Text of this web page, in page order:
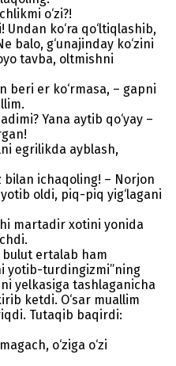
o‘zi?!
Undan ko‘ra qo‘ltiqlashib,
balo, g‘unajinday ko‘zini
tavba, oltmishni
beri er ko‘rmasa, – gapni
Yana aytib qo‘yay –
egrilikda ayblash,
bilan ichaqoling! – Norjon
oldi, piq-piq yig‘lagani
martadir xotini yonida
bulut ertalab ham
yotib-turdingizmi”ning
yelkasiga tashlaganicha
ketdi. O‘sar muallim
Tutaqib baqirdi:
o‘ziga o‘zi